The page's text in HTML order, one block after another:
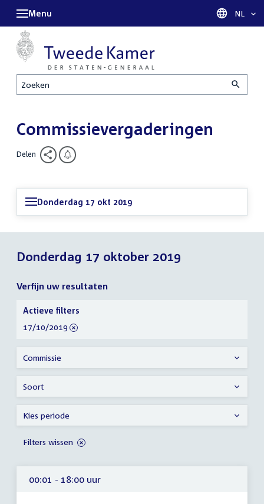
Zoeken
Menu Taal
NL
Commissievergaderingen
Delen
Donderdag 17 okt 2019
Donderdag 17 oktober 2019
Verfijn uw resultaten
00:01 - 18:00 uur
Verfijn
uw
resultaten
Actieve filters
verwijder
17/10/2019
Commissie
Soort
Kies periode
Filters wissen